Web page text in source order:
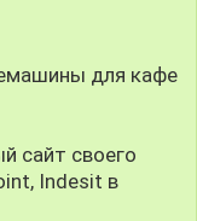
для кафе
сайт своего
Indesit в